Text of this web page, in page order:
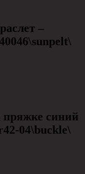
–
синий
04\buckle\